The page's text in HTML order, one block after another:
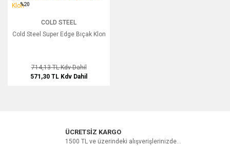
%20
COLD STEEL
Cold Steel Super Edge Bıçak Klon
714,13 TLKdv Dahil
571,30 TL Kdv Dahil
ÜCRETSİZ KARGO
1500 TL ve üzerindeki alışverişlerinizde...